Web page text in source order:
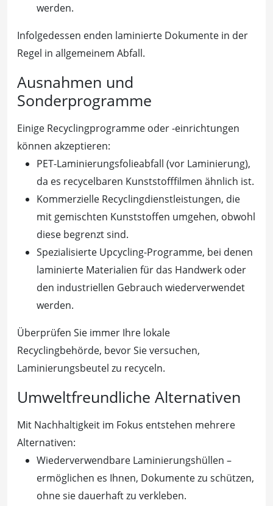
werden.
Infolgedessen enden laminierte Dokumente in der
Regel in allgemeinem Abfall.
Ausnahmen und
Sonderprogramme
Einige Recyclingprogramme oder -einrichtungen
können akzeptieren:
PET-Laminierungsfolieabfall (vor Laminierung),
da es recycelbaren Kunststofffilmen ähnlich ist.
Kommerzielle Recyclingdienstleistungen, die
mit gemischten Kunststoffen umgehen, obwohl
diese begrenzt sind.
Spezialisierte Upcycling-Programme, bei denen
laminierte Materialien für das Handwerk oder
den industriellen Gebrauch wiederverwendet
werden.
Überprüfen Sie immer Ihre lokale
Recyclingbehörde, bevor Sie versuchen,
Laminierungsbeutel zu recyceln.
Umweltfreundliche Alternativen
Mit Nachhaltigkeit im Fokus entstehen mehrere
Alternativen:
Wiederverwendbare Laminierungshüllen –
ermöglichen es Ihnen, Dokumente zu schützen,
ohne sie dauerhaft zu verkleben.